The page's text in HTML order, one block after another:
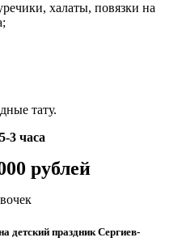
халаты, повязки на
тату.
3 часа
рублей
детский праздник Сергиев-